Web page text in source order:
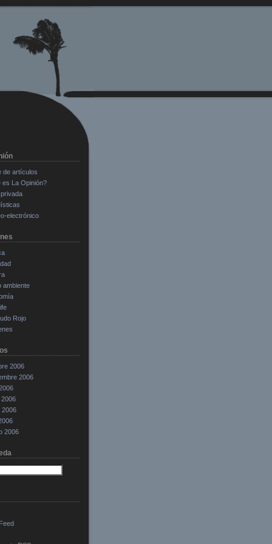
de artículos
es La Opinión?
electrónico
ambiente
Rojo
2006
2006
2006
2006
Feed